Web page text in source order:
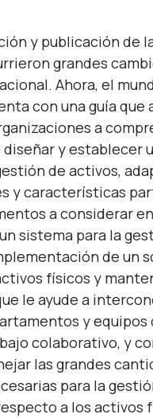
y publicación de
grandes
Ahora, el
con una guía que
a
y establecer
de activos,
y características
a considerar
sistema para la
de un
físicos y
le ayude a
y equipos
colaborativo, y
las grandes
para la
a los activos